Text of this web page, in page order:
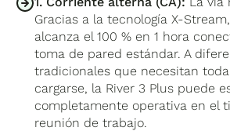
Gracias a la tecnología X-
alcanza el 100 % en 1 hora
toma de pared estándar. A
tradicionales que necesitan
cargarse, la River 3 Plus puede
completamente operativa en el
reunión de trabajo.